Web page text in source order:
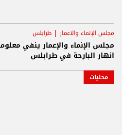
مجلس الإنماء والاعمار طرابلس
مجلس الإنماء والإعمار ينفي
انهار البارحة في طرابلس
محليات